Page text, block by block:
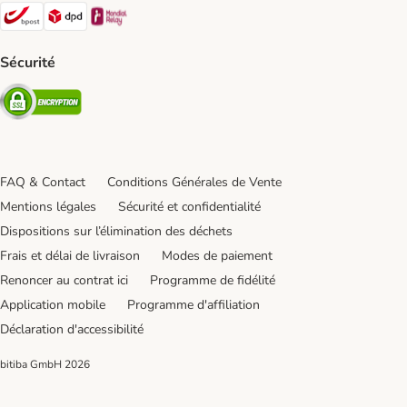
Bpost Shipping Method
DPD Shipping Method
Sécurité
Security
FAQ & Contact
Conditions Générales de Vente
Mentions légales
Sécurité et confidentialité
Dispositions sur l’élimination des déchets
Frais et délai de livraison
Modes de paiement
Renoncer au contrat ici
Programme de fidélité
Application mobile
Programme d'affiliation
Déclaration d'accessibilité
bitiba GmbH 2026